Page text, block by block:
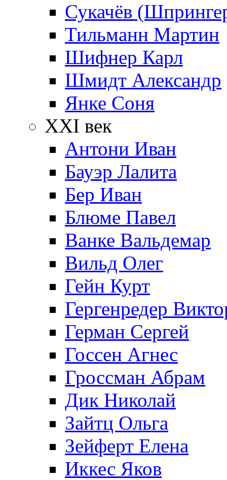
Сукачёв
Тильманн Мартин
Шифнер Карл
Шмидт Александр
Янке Соня
XXI век
Антони Иван
Бауэр Лалита
Бер Иван
Блюме Павел
Ванке Вальдемар
Вильд Олег
Гейн Курт
Гергенредер
Герман Сергей
Госсен Агнес
Гроссман Абрам
Дик Николай
Зайтц Ольга
Зейферт Елена
Иккес Яков